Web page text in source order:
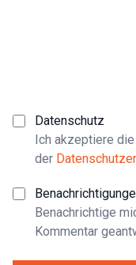
Datenschutz
Ich akzeptiere
der
Benachrichtige
Kommentar